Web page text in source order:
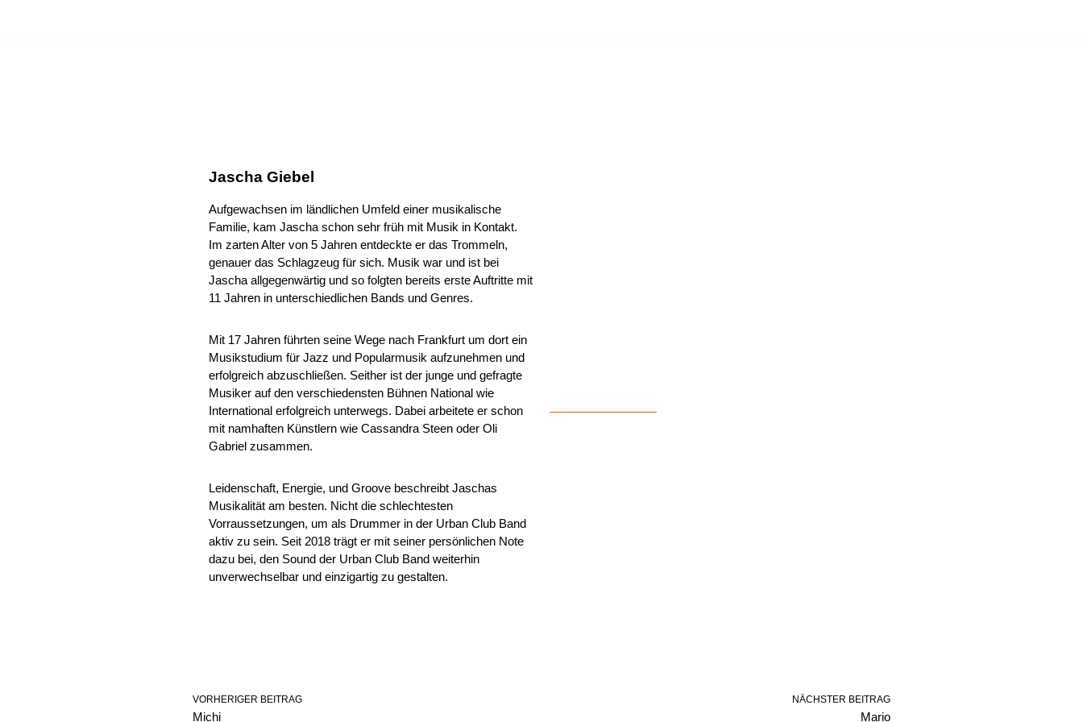
Jascha Giebel
Aufgewachsen im ländlichen Umfeld einer musikalische
Familie, kam Jascha schon sehr früh mit Musik in Kontakt.
Im zarten Alter von 5 Jahren entdeckte er das Trommeln,
genauer das Schlagzeug für sich. Musik war und ist bei
Jascha allgegenwärtig und so folgten bereits erste Auftritte mit
11 Jahren in unterschiedlichen Bands und Genres.
Mit 17 Jahren führten seine Wege nach Frankfurt um dort ein
Musikstudium für Jazz und Popularmusik aufzunehmen und
erfolgreich abzuschließen. Seither ist der junge und gefragte
Musiker auf den verschiedensten Bühnen National wie
International erfolgreich unterwegs. Dabei arbeitete er schon
mit namhaften Künstlern wie Cassandra Steen oder Oli
Gabriel zusammen.
Leidenschaft, Energie, und Groove beschreibt Jaschas
Musikalität am besten. Nicht die schlechtesten
Vorraussetzungen, um als Drummer in der Urban Club Band
aktiv zu sein. Seit 2018 trägt er mit seiner persönlichen Note
dazu bei, den Sound der Urban Club Band weiterhin
unverwechselbar und einzigartig zu gestalten.
VORHERIGER BEITRAG
Michi
NÄCHSTER BEITRAG
Mario